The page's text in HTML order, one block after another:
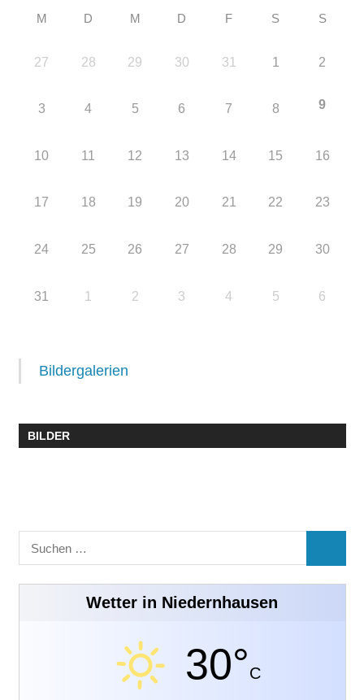
M D M D F S S
27 28 29 30 31 1 2
3 4 5 6 7 8 9
10 11 12 13 14 15 16
17 18 19 20 21 22 23
24 25 26 27 28 29 30
31 1 2 3 4 5 6
Bildergalerien
BILDER
Suchen
nach:
Wetter in Niedernhausen
30°C